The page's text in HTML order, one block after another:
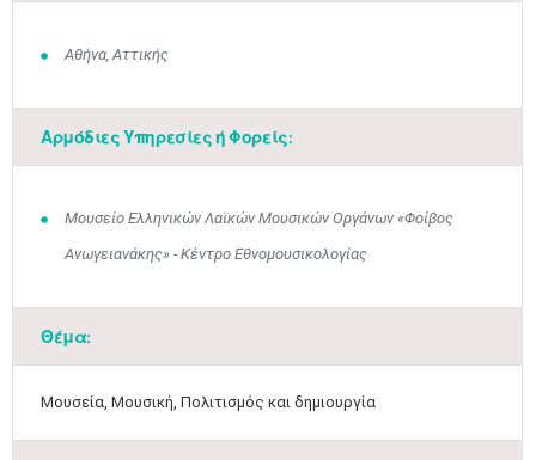
Αθήνα, Αττικής
Αρμόδιες Υπηρεσίες ή Φορείς:
Μουσείο Ελληνικών Λαϊκών Μουσικών Οργάνων «Φοίβος
Ανωγειανάκης» - Κέντρο Εθνομουσικολογίας
Θέμα:
Μουσεία, Μουσική, Πολιτισμός και δημιουργία